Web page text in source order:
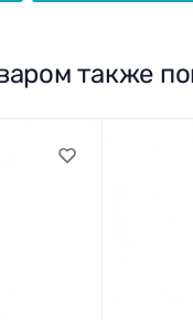
также